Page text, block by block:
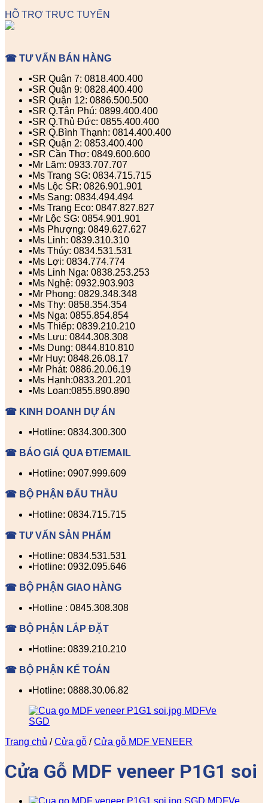
HỖ TRỢ TRỰC TUYẾN
☎ TƯ VẤN BÁN HÀNG
▪️SR Quận 7: 0818.400.400
▪️SR Quận 9: 0828.400.400
▪️SR Quận 12: 0886.500.500
▪️SR Q.Tân Phú: 0899.400.400
▪️SR Q.Thủ Đức: 0855.400.400
▪️SR Q.Bình Thạnh: 0814.400.400
▪️SR Quận 2: 0853.400.400
▪️SR Cần Thơ: 0849.600.600
▪️Mr Lãm: 0933.707.707
▪️Ms Trang SG: 0834.715.715
▪️Ms Lộc SR: 0826.901.901
▪️Ms Sang: 0834.494.494
▪️Ms Trang Eco: 0847.827.827
▪️Mr Lộc SG: 0854.901.901
▪️Ms Phượng: 0849.627.627
▪️Ms Linh: 0839.310.310
▪️Ms Thúy: 0834.531.531
▪️Ms Lợi: 0834.774.774
▪️Ms Linh Nga: 0838.253.253
▪️Ms Nghệ: 0932.903.903
▪️Mr Phong: 0829.348.348
▪️Ms Thy: 0858.354.354
▪️Ms Nga: 0855.854.854
▪️Ms Thiếp: 0839.210.210
▪️Ms Lưu: 0844.308.308
▪️Ms Dung: 0844.810.810
▪️Mr Huy: 0848.26.08.17
▪️Mr Phát: 0886.20.06.19
▪️Ms Hạnh:0833.201.201
▪️Ms Loan:0855.890.890
☎ KINH DOANH DỰ ÁN
▪️Hotline: 0834.300.300
☎ BÁO GIÁ QUA ĐT/EMAIL
▪️Hotline: 0907.999.609
☎ BỘ PHẬN ĐẤU THẦU
▪️Hotline: 0834.715.715
☎ TƯ VẤN SẢN PHẨM
▪️Hotline: 0834.531.531
▪️Hotline: 0932.095.646
☎ BỘ PHẬN GIAO HÀNG
▪️Hotline : 0845.308.308
☎ BỘ PHẬN LẮP ĐẶT
▪️Hotline: 0839.210.210
☎ BỘ PHẬN KẾ TOÁN
▪️Hotline: 0888.30.06.82
Trang chủ / Cửa gỗ / Cửa gỗ MDF VENEER
Cửa Gỗ MDF veneer P1G1 soi